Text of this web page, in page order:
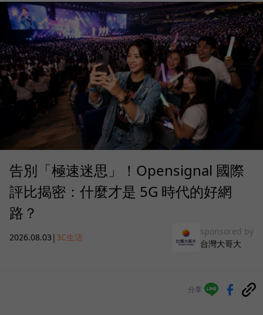
告別「極速迷思」！Opensignal 國際
評比揭密：什麼才是 5G 時代的好網
路？
2026.08.03 | 3C生活
sponsored by
台灣大哥大
分享